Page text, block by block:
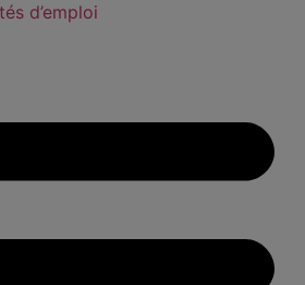
d’emploi